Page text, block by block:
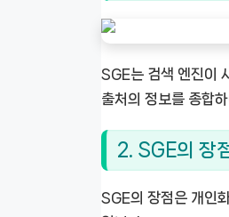
SGE는 검색 엔진이
출처의 정보를 종합
2. SGE의 장
SGE의 장점은 개인